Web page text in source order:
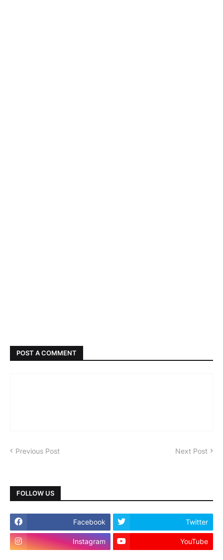
POST A COMMENT
Previous Post Next Post
FOLLOW US
Facebook Twitter
Instagram YouTube